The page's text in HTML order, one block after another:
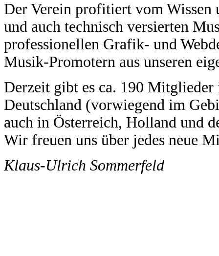
Der Verein profitiert vom Wissen
und auch technisch versierten
professionellen Grafik- und
Musik-Promotern aus unseren
Derzeit gibt es ca. 190
Deutschland (vorwiegend im
auch in Österreich, Holland und
Wir freuen uns über jedes neue
Klaus-Ulrich Sommerfeld